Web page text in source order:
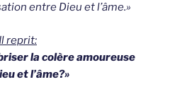
entre Dieu et l’âme.»
Il reprit:
la colère amoureuse
et l’âme?»